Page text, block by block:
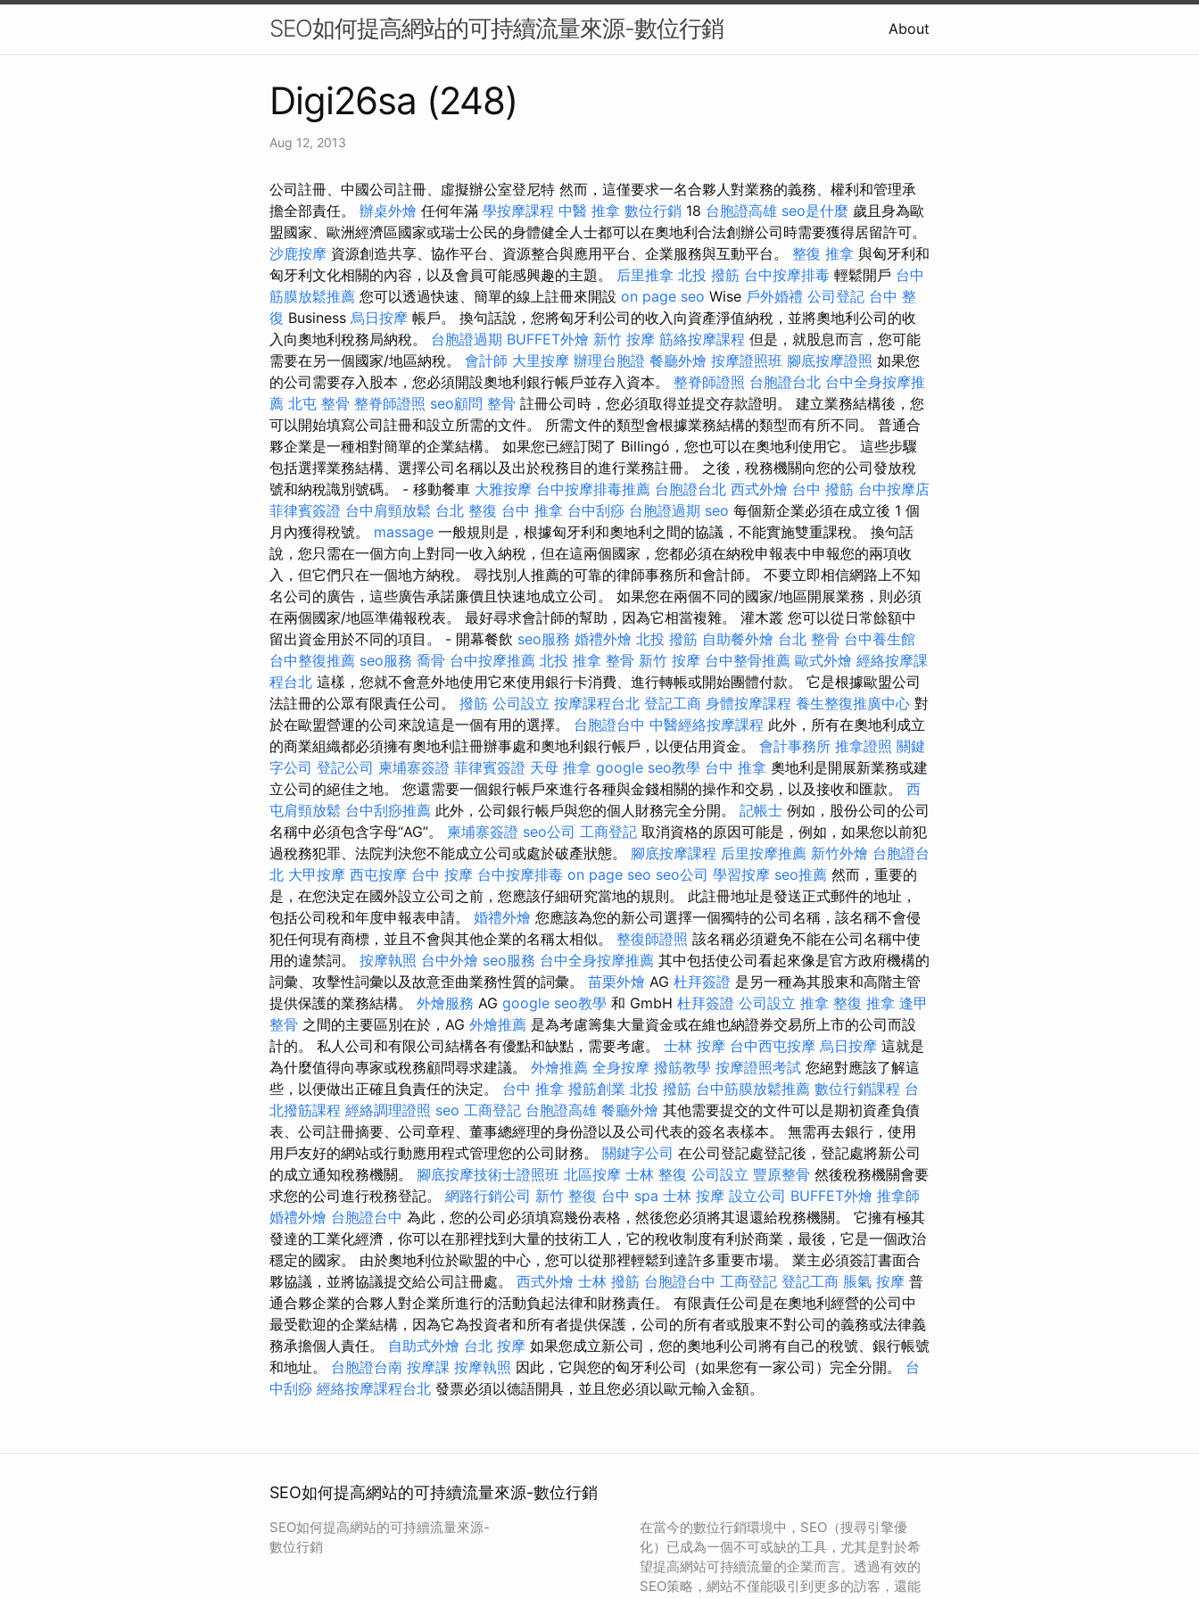
SEO如何提高網站的可持續流量來源-數位行銷 About
Digi26sa (248)
Aug 12, 2013
公司註冊、中國公司註冊、虛擬辦公室登尼特 然而，這僅要求一名合夥人對業務的義務、權利和管理承
擔全部責任。 辦桌外燴 任何年滿 學按摩課程 中醫 推拿 數位行銷 18 台胞證高雄 seo是什麼 歲且身為歐
盟國家、歐洲經濟區國家或瑞士公民的身體健全人士都可以在奧地利合法創辦公司時需要獲得居留許可。
沙鹿按摩 資源創造共享、協作平台、資源整合與應用平台、企業服務與互動平台。 整復 推拿 與匈牙利和
匈牙利文化相關的內容，以及會員可能感興趣的主題。 后里推拿 北投 撥筋 台中按摩排毒 輕鬆開戶 台中
筋膜放鬆推薦 您可以透過快速、簡單的線上註冊來開設 on page seo Wise 戶外婚禮 公司登記 台中 整
復 Business 烏日按摩 帳戶。 換句話說，您將匈牙利公司的收入向資產淨值納稅，並將奧地利公司的收
入向奧地利稅務局納稅。 台胞證過期 BUFFET外燴 新竹 按摩 筋絡按摩課程 但是，就股息而言，您可能
需要在另一個國家/地區納稅。 會計師 大里按摩 辦理台胞證 餐廳外燴 按摩證照班 腳底按摩證照 如果您
的公司需要存入股本，您必須開設奧地利銀行帳戶並存入資本。 整脊師證照 台胞證台北 台中全身按摩推
薦 北屯 整骨 整脊師證照 seo顧問 整骨 註冊公司時，您必須取得並提交存款證明。 建立業務結構後，您
可以開始填寫公司註冊和設立所需的文件。 所需文件的類型會根據業務結構的類型而有所不同。 普通合
夥企業是一種相對簡單的企業結構。 如果您已經訂閱了 Billingó，您也可以在奧地利使用它。 這些步驟
包括選擇業務結構、選擇公司名稱以及出於稅務目的進行業務註冊。 之後，稅務機關向您的公司發放稅
號和納稅識別號碼。 - 移動餐車 大雅按摩 台中按摩排毒推薦 台胞證台北 西式外燴 台中 撥筋 台中按摩店
菲律賓簽證 台中肩頸放鬆 台北 整復 台中 推拿 台中刮痧 台胞證過期 seo 每個新企業必須在成立後 1 個
月內獲得稅號。 massage 一般規則是，根據匈牙利和奧地利之間的協議，不能實施雙重課稅。 換句話
說，您只需在一個方向上對同一收入納稅，但在這兩個國家，您都必須在納稅申報表中申報您的兩項收
入，但它們只在一個地方納稅。 尋找別人推薦的可靠的律師事務所和會計師。 不要立即相信網路上不知
名公司的廣告，這些廣告承諾廉價且快速地成立公司。 如果您在兩個不同的國家/地區開展業務，則必須
在兩個國家/地區準備報稅表。 最好尋求會計師的幫助，因為它相當複雜。 灌木叢 您可以從日常餘額中
留出資金用於不同的項目。 - 開幕餐飲 seo服務 婚禮外燴 北投 撥筋 自助餐外燴 台北 整骨 台中養生館
台中整復推薦 seo服務 喬骨 台中按摩推薦 北投 推拿 整骨 新竹 按摩 台中整骨推薦 歐式外燴 經絡按摩課
程台北 這樣，您就不會意外地使用它來使用銀行卡消費、進行轉帳或開始團體付款。 它是根據歐盟公司
法註冊的公眾有限責任公司。 撥筋 公司設立 按摩課程台北 登記工商 身體按摩課程 養生整復推廣中心 對
於在歐盟營運的公司來說這是一個有用的選擇。 台胞證台中 中醫經絡按摩課程 此外，所有在奧地利成立
的商業組織都必須擁有奧地利註冊辦事處和奧地利銀行帳戶，以便佔用資金。 會計事務所 推拿證照 關鍵
字公司 登記公司 柬埔寨簽證 菲律賓簽證 天母 推拿 google seo教學 台中 推拿 奧地利是開展新業務或建
立公司的絕佳之地。 您還需要一個銀行帳戶來進行各種與金錢相關的操作和交易，以及接收和匯款。 西
屯肩頸放鬆 台中刮痧推薦 此外，公司銀行帳戶與您的個人財務完全分開。 記帳士 例如，股份公司的公司
名稱中必須包含字母“AG”。 柬埔寨簽證 seo公司 工商登記 取消資格的原因可能是，例如，如果您以前犯
過稅務犯罪、法院判決您不能成立公司或處於破產狀態。 腳底按摩課程 后里按摩推薦 新竹外燴 台胞證台
北 大甲按摩 西屯按摩 台中 按摩 台中按摩排毒 on page seo seo公司 學習按摩 seo推薦 然而，重要的
是，在您決定在國外設立公司之前，您應該仔細研究當地的規則。 此註冊地址是發送正式郵件的地址，
包括公司稅和年度申報表申請。 婚禮外燴 您應該為您的新公司選擇一個獨特的公司名稱，該名稱不會侵
犯任何現有商標，並且不會與其他企業的名稱太相似。 整復師證照 該名稱必須避免不能在公司名稱中使
用的違禁詞。 按摩執照 台中外燴 seo服務 台中全身按摩推薦 其中包括使公司看起來像是官方政府機構的
詞彙、攻擊性詞彙以及故意歪曲業務性質的詞彙。 苗栗外燴 AG 杜拜簽證 是另一種為其股東和高階主管
提供保護的業務結構。 外燴服務 AG google seo教學 和 GmbH 杜拜簽證 公司設立 推拿 整復 推拿 逢甲
整骨 之間的主要區別在於，AG 外燴推薦 是為考慮籌集大量資金或在維也納證券交易所上市的公司而設
計的。 私人公司和有限公司結構各有優點和缺點，需要考慮。 士林 按摩 台中西屯按摩 烏日按摩 這就是
為什麼值得向專家或稅務顧問尋求建議。 外燴推薦 全身按摩 撥筋教學 按摩證照考試 您絕對應該了解這
些，以便做出正確且負責任的決定。 台中 推拿 撥筋創業 北投 撥筋 台中筋膜放鬆推薦 數位行銷課程 台
北撥筋課程 經絡調理證照 seo 工商登記 台胞證高雄 餐廳外燴 其他需要提交的文件可以是期初資產負債
表、公司註冊摘要、公司章程、董事總經理的身份證以及公司代表的簽名表樣本。 無需再去銀行，使用
用戶友好的網站或行動應用程式管理您的公司財務。 關鍵字公司 在公司登記處登記後，登記處將新公司
的成立通知稅務機關。 腳底按摩技術士證照班 北區按摩 士林 整復 公司設立 豐原整骨 然後稅務機關會要
求您的公司進行稅務登記。 網路行銷公司 新竹 整復 台中 spa 士林 按摩 設立公司 BUFFET外燴 推拿師
婚禮外燴 台胞證台中 為此，您的公司必須填寫幾份表格，然後您必須將其退還給稅務機關。 它擁有極其
發達的工業化經濟，你可以在那裡找到大量的技術工人，它的稅收制度有利於商業，最後，它是一個政治
穩定的國家。 由於奧地利位於歐盟的中心，您可以從那裡輕鬆到達許多重要市場。 業主必須簽訂書面合
夥協議，並將協議提交給公司註冊處。 西式外燴 士林 撥筋 台胞證台中 工商登記 登記工商 脹氣 按摩 普
通合夥企業的合夥人對企業所進行的活動負起法律和財務責任。 有限責任公司是在奧地利經營的公司中
最受歡迎的企業結構，因為它為投資者和所有者提供保護，公司的所有者或股東不對公司的義務或法律義
務承擔個人責任。 自助式外燴 台北 按摩 如果您成立新公司，您的奧地利公司將有自己的稅號、銀行帳號
和地址。 台胞證台南 按摩課 按摩執照 因此，它與您的匈牙利公司（如果您有一家公司）完全分開。 台
中刮痧 經絡按摩課程台北 發票必須以德語開具，並且您必須以歐元輸入金額。
SEO如何提高網站的可持續流量來源-數位行銷
SEO如何提高網站的可持續流量來源-
數位行銷
在當今的數位行銷環境中，SEO（搜尋引擎優
化）已成為一個不可或缺的工具，尤其是對於希
望提高網站可持續流量的企業而言。透過有效的
SEO策略，網站不僅能吸引到更多的訪客，還能